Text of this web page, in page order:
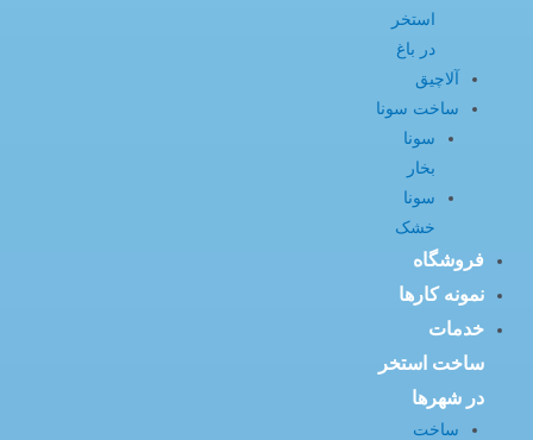
استخر
در باغ
آلاچیق
ساخت سونا
سونا
بخار
سونا
خشک
فروشگاه
نمونه کارها
خدمات
ساخت استخر
در شهرها
ساخت